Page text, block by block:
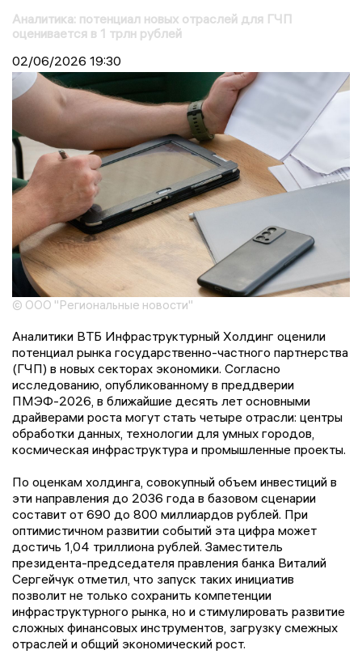
Аналитика: потенциал новых отраслей для ГЧП
оценивается в 1 трлн рублей
02/06/2026 19:30
© ООО "Региональные новости"
Аналитики ВТБ Инфраструктурный Холдинг оценили
потенциал рынка государственно-частного партнерства
(ГЧП) в новых секторах экономики. Согласно
исследованию, опубликованному в преддверии
ПМЭФ-2026, в ближайшие десять лет основными
драйверами роста могут стать четыре отрасли: центры
обработки данных, технологии для умных городов,
космическая инфраструктура и промышленные проекты.
По оценкам холдинга, совокупный объем инвестиций в
эти направления до 2036 года в базовом сценарии
составит от 690 до 800 миллиардов рублей. При
оптимистичном развитии событий эта цифра может
достичь 1,04 триллиона рублей. Заместитель
президента-председателя правления банка Виталий
Сергейчук отметил, что запуск таких инициатив
позволит не только сохранить компетенции
инфраструктурного рынка, но и стимулировать развитие
сложных финансовых инструментов, загрузку смежных
отраслей и общий экономический рост.